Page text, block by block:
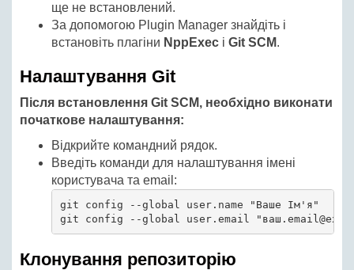
ще не встановлений.
За допомогою Plugin Manager знайдіть і
встановіть плагіни NppExec і Git SCM.
Налаштування Git
Після встановлення Git SCM, необхідно виконати
початкове налаштування:
Відкрийте командний рядок.
Введіть команди для налаштування імені
користувача та email:
git config --global user.name "Ваше Ім'я"
git config --global user.email
Клонування репозиторію